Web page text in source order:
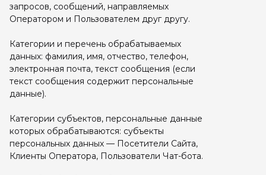
запросов, сообщений, направляемых
Оператором и Пользователем друг другу.
Категории и перечень обрабатываемых
данных: фамилия, имя, отчество, телефон,
электронная почта, текст сообщения (если
текст сообщения содержит персональные
данные).
Категории субъектов, персональные данные
которых обрабатываются: субъекты
персональных данных — Посетители Сайта,
Клиенты Оператора, Пользователи Чат-бота.